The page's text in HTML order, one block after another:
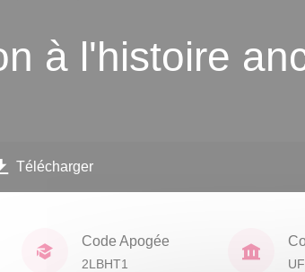
à l'histoire
Télécharger
Code Apogée
2LBHT1